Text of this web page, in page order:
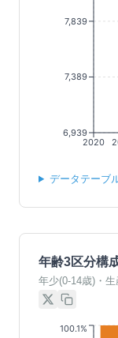
2020
6,939
7,389
7,839
データテーブ
年齢3区分構
年少(0-14歳)・
100.1%